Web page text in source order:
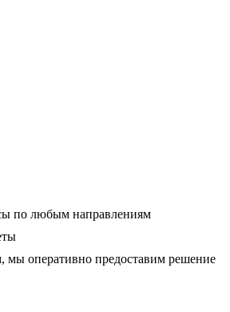
по любым направлениям
мы оперативно предоставим решение